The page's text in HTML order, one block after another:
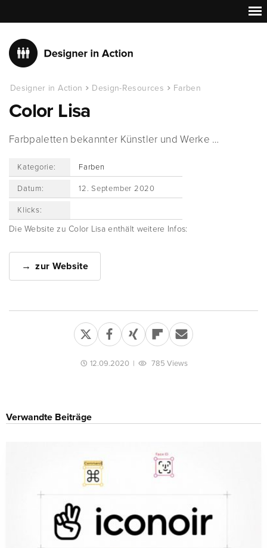
Designer in Action Design-Resources Farben
Color Lisa
Farbpaletten bekannter Künstler und Werke …
Kategorie: Farben
Datum: 12. September 2020
Klicks:
Die Website zu Color Lisa enthält weitere Infos:
zur Website
12.09.2020| 785 Views
Verwandte Beiträge